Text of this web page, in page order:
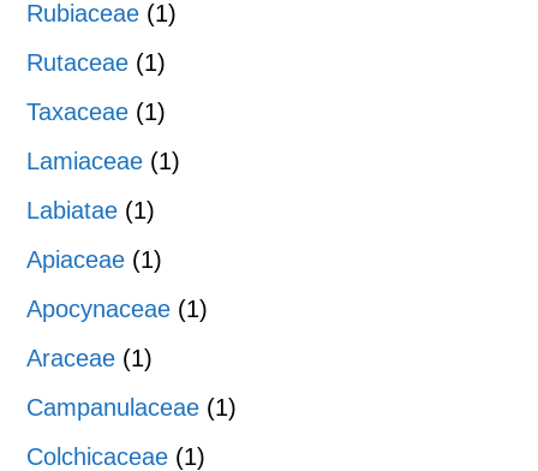
Rubiaceae (1)
Rutaceae (1)
Taxaceae (1)
Lamiaceae (1)
Labiatae (1)
Apiaceae (1)
Apocynaceae (1)
Araceae (1)
Campanulaceae (1)
Colchicaceae (1)